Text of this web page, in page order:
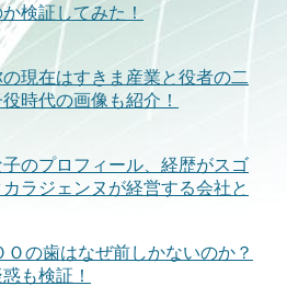
検証してみた！
現在はすきま産業と役者の二
時代の画像も紹介！
子のプロフィール、経歴がスゴ
ラジェンヌが経営する会社と
Ｏの歯はなぜ前しかないのか？
も検証！